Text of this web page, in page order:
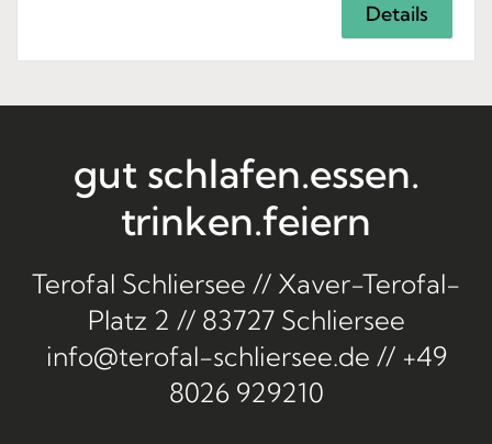
Details
gut schlafen.essen.
trinken.feiern
Terofal Schliersee // Xaver-Terofal-
Platz 2 // 83727 Schliersee
info@terofal-schliersee.de // +49
8026 929210